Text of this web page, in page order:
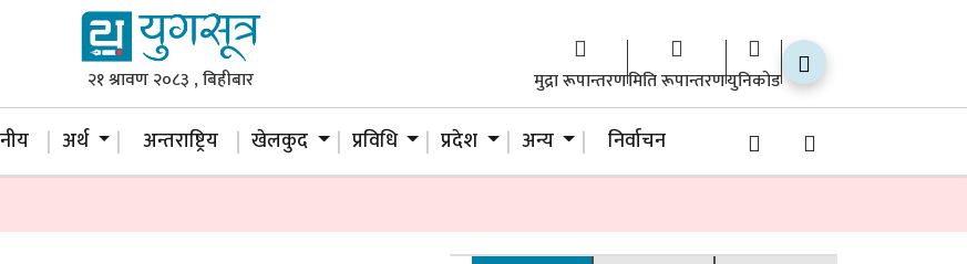
२१ श्रावण २०८३ , बिहीबार मुद्रा रूपान्तरणमिति रूपान्तरणयुनिकोड
अर्थ अन्तराष्ट्रिय खेलकुद प्रविधि प्रदेश अन्य निर्वाचन